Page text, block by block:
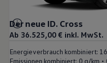
Der neue ID. Cross
Ab 36.525,00 € inkl. MwSt.
Energieverbrauch kombiniert:
Emissionen kombiniert: 0 g/km •